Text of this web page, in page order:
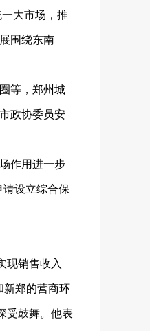
大市场，推
围绕东南
等，郑州城
政协委员安
作用进一步
设立综合保
现销售收入
新郑的营商环
受鼓舞。他表